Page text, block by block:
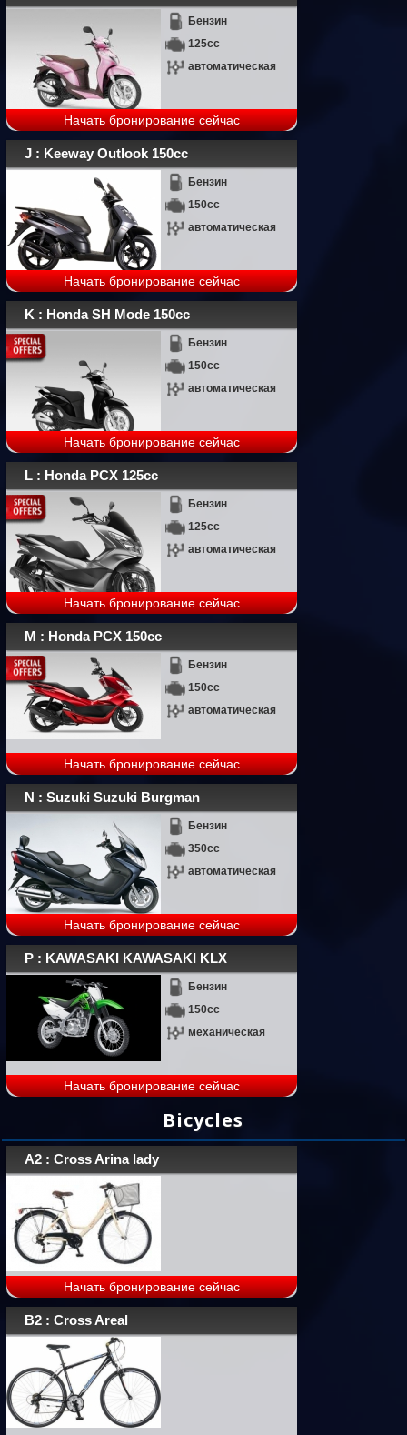
Бензин
125cc
автоматическая
Начать бронирование сейчас
J : Keeway Outlook 150cc
Бензин
150cc
автоматическая
Начать бронирование сейчас
K : Honda SH Mode 150cc
Бензин
150cc
автоматическая
Начать бронирование сейчас
L : Honda PCX 125cc
Бензин
125cc
автоматическая
Начать бронирование сейчас
M : Honda PCX 150cc
Бензин
150cc
автоматическая
Начать бронирование сейчас
N : Suzuki Suzuki Burgman
Бензин
350cc
автоматическая
Начать бронирование сейчас
P : KAWASAKI KAWASAKI KLX
Бензин
150cc
механическая
Начать бронирование сейчас
Bicycles
A2 : Cross Arina lady
Начать бронирование сейчас
B2 : Cross Areal